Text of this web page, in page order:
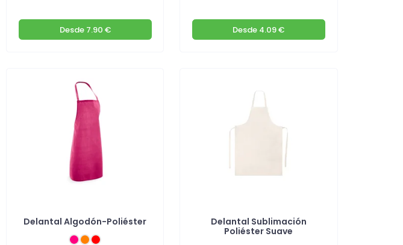
Desde7.90 € Desde 4.09 €
Delantal Algodón-Poliéster
Delantal Sublimación
Poliéster Suave